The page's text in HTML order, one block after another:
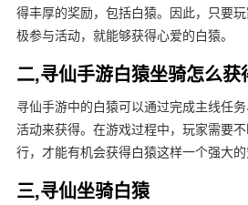
得丰厚的奖励，包括白猿。因此，只要
极参与活动，就能够获得心爱的白猿。
二,寻仙手游白猿坐骑怎么获
寻仙手游中的白猿可以通过完成主线任
活动来获得。在游戏过程中，玩家需要
行，才能有机会获得白猿这样一个强大的
三,寻仙坐骑白猿